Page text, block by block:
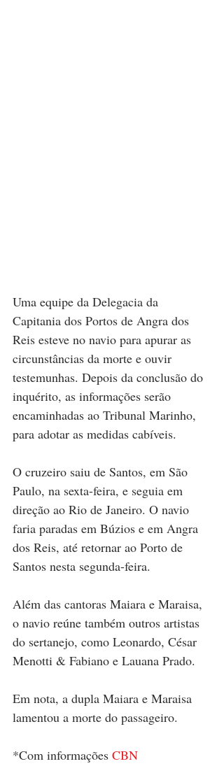
Uma equipe da Delegacia da
Capitania dos Portos de Angra dos
Reis esteve no navio para apurar as
circunstâncias da morte e ouvir
testemunhas. Depois da conclusão do
inquérito, as informações serão
encaminhadas ao Tribunal Marinho,
para adotar as medidas cabíveis.
O cruzeiro saiu de Santos, em São
Paulo, na sexta-feira, e seguia em
direção ao Rio de Janeiro. O navio
faria paradas em Búzios e em Angra
dos Reis, até retornar ao Porto de
Santos nesta segunda-feira.
Além das cantoras Maiara e Maraisa,
o navio reúne também outros artistas
do sertanejo, como Leonardo, César
Menotti & Fabiano e Lauana Prado.
Em nota, a dupla Maiara e Maraisa
lamentou a morte do passageiro.
*Com informações CBN